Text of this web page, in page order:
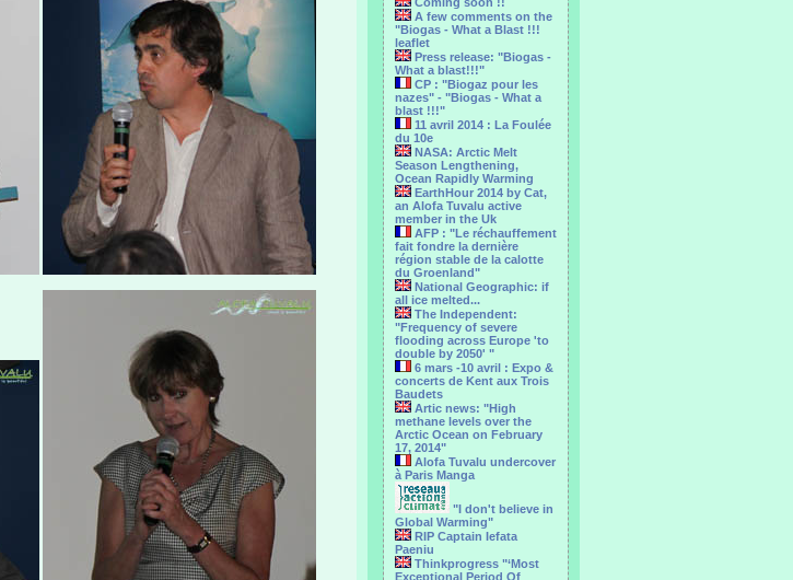
A few comments on the
"Biogas - What a Blast !!!
leaflet
Press release: "Biogas -
What a blast!!!"
CP : "Biogaz pour les
nazes" - "Biogas - What a
blast !!!"
11 avril 2014 : La Foulée
du 10e
NASA: Arctic Melt
Season Lengthening,
Ocean Rapidly Warming
EarthHour 2014 by Cat,
an Alofa Tuvalu active
member in the Uk
AFP : "Le réchauffement
fait fondre la dernière
région stable de la calotte
du Groenland"
National Geographic: if
all ice melted...
The Independent:
"Frequency of severe
flooding across Europe 'to
double by 2050' "
6 mars -10 avril : Expo &
concerts de Kent aux Trois
Baudets
Artic news: "High
methane levels over the
Arctic Ocean on February
17, 2014"
Alofa Tuvalu undercover
à Paris Manga
"I don't believe in
Global Warming"
RIP Captain Iefata
Paeniu
Thinkprogress "‘Most
Exceptional Period Of